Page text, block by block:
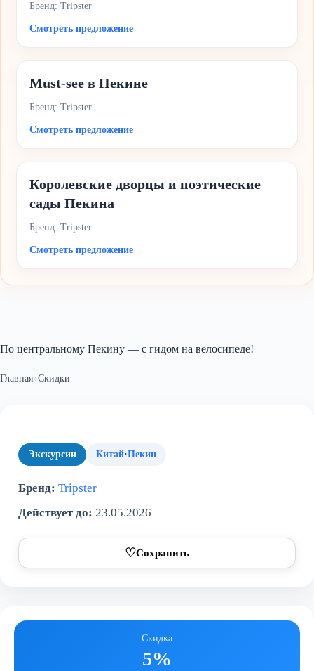
Бренд: Tripster
Смотреть предложение
Must-see в Пекине
Бренд: Tripster
Смотреть предложение
Королевские дворцы и поэтические
сады Пекина
Бренд: Tripster
Смотреть предложение
По центральному Пекину — с гидом на велосипеде!
Главная»Скидки
Экскурсии Китай·Пекин
Бренд: Tripster
Действует до: 23.05.2026
♡Сохранить
Скидка
5%